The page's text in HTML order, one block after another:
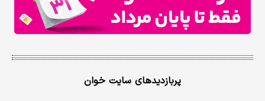
پربازدیدهای سایت خوان